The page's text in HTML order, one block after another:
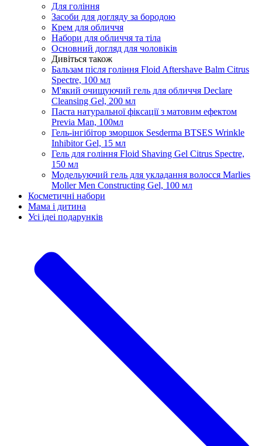
Для гоління
Засоби для догляду за бородою
Крем для обличчя
Набори для обличчя та тіла
Основний догляд для чоловіків
Дивіться також
Бальзам після гоління Floid Aftershave Balm Citrus
Spectre, 100 мл
М'який очищуючий гель для обличчя Declare
Cleansing Gel, 200 мл
Паста натуральної фіксації з матовим ефектом
Previa Man, 100мл
Гель-інгібітор зморшок Sesderma BTSES Wrinkle
Inhibitor Gel, 15 мл
Гель для гоління Floid Shaving Gel Citrus Spectre,
150 мл
Модельуючий гель для укладання волосся Marlies
Moller Men Constructing Gel, 100 мл
Косметичні набори
Мама і дитина
Усi iдеi подарункiв